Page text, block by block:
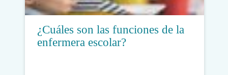
¿Cuáles son las funciones de la
enfermera escolar?